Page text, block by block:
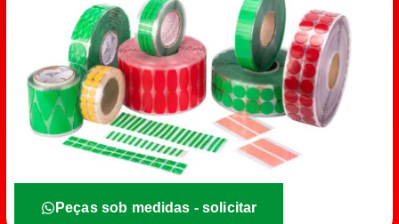
Peças sob medidas - solicitar